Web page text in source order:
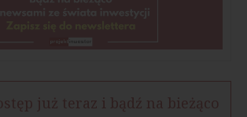
już teraz i bądź na bieżąco